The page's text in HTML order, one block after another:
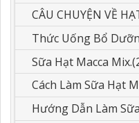
CÂU CHUYỆN VỀ
Sữa Hạt Macca